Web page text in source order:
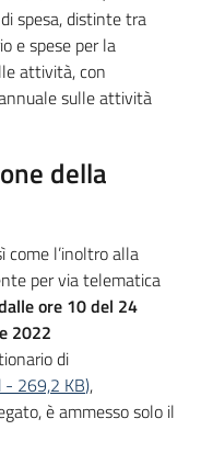
spesa, distinte tra
e spese per la
attività, con
sulle attività
della
come l’inoltro alla
per via telematica
ore 10 del 24
2022
di
- 269,2 KB),
è ammesso solo il